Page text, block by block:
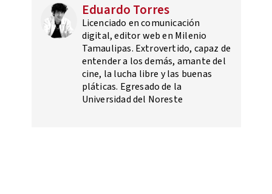
Eduardo Torres
Licenciado en comunicación
digital, editor web en Milenio
Tamaulipas. Extrovertido, capaz de
entender a los demás, amante del
cine, la lucha libre y las buenas
pláticas. Egresado de la
Universidad del Noreste